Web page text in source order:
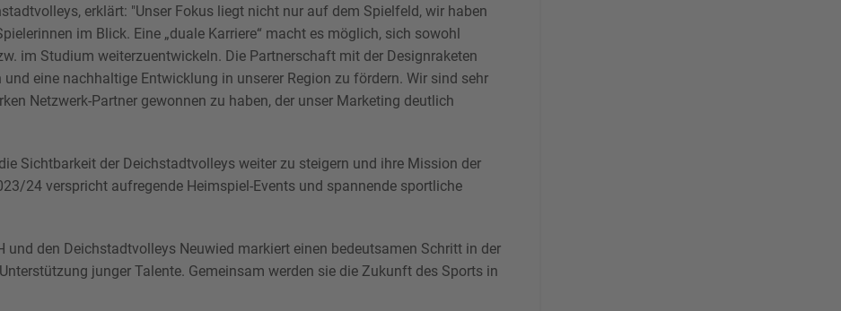
erklärt: "Unser Fokus liegt nicht nur auf dem Spielfeld, wir haben
im Blick. Eine „duale Karriere“ macht es möglich, sich sowohl
im Studium weiterzuentwickeln. Die Partnerschaft mit der Designraketen
eine nachhaltige Entwicklung in unserer Region zu fördern. Wir sind sehr
Netzwerk-Partner gewonnen zu haben, der unser Marketing deutlich
Sichtbarkeit der Deichstadtvolleys weiter zu steigern und ihre Mission der
24 verspricht aufregende Heimspiel-Events und spannende sportliche
den Deichstadtvolleys Neuwied markiert einen bedeutsamen Schritt in der
junger Talente. Gemeinsam werden sie die Zukunft des Sports in